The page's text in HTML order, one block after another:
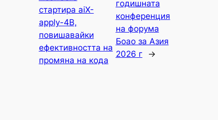
стартира aiX-
apply-4B,
повишавайки
ефективността на
промяна на кода
годишната
конференция
на форума
Боао за Азия
2026 г
→